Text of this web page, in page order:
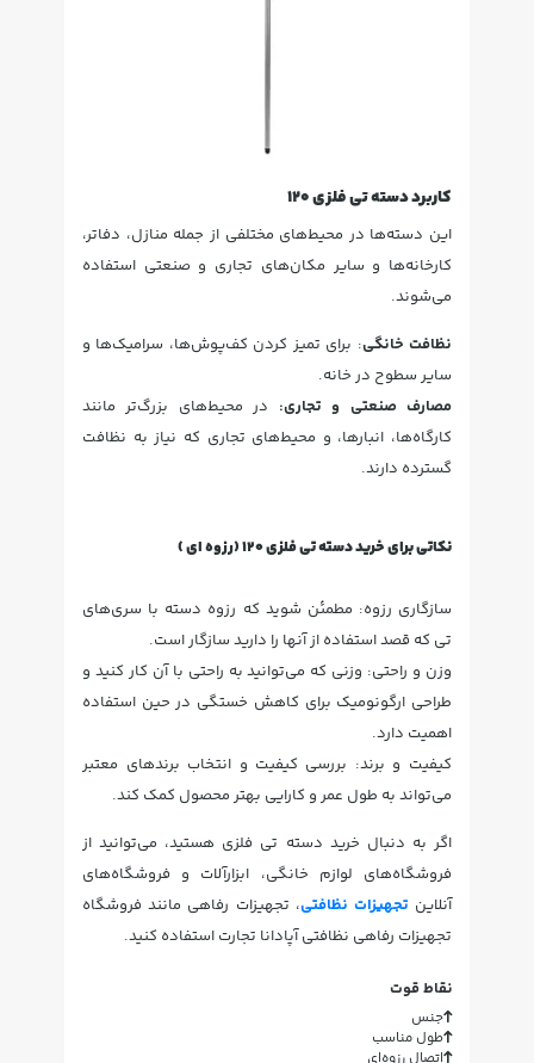
کاربرد دسته تی فلزی 120
این دسته‌ها در محیط‌های مختلفی از جمله منازل، دفاتر،
کارخانه‌ها و سایر مکان‌های تجاری و صنعتی استفاده
می‌شوند.
نظافت خانگی: برای تمیز کردن کف‌پوش‌ها، سرامیک‌ها و
سایر سطوح در خانه.
مصارف صنعتی و تجاری: در محیط‌های بزرگ‌تر مانند
کارگاه‌ها، انبارها، و محیط‌های تجاری که نیاز به نظافت
گسترده دارند.
نکاتی برای خرید دسته تی فلزی 120 (رزوه ای )
سازگاری رزوه: مطمئن شوید که رزوه دسته با سری‌های
تی که قصد استفاده از آنها را دارید سازگار است.
وزن و راحتی: وزنی که می‌توانید به راحتی با آن کار کنید و
طراحی ارگونومیک برای کاهش خستگی در حین استفاده
اهمیت دارد.
کیفیت و برند: بررسی کیفیت و انتخاب برندهای معتبر
می‌تواند به طول عمر و کارایی بهتر محصول کمک کند.
اگر به دنبال خرید دسته تی فلزی هستید، می‌توانید از
فروشگاه‌های لوازم خانگی، ابزارآلات و فروشگاه‌های
آنلاین تجهیزات نظافتی، تجهیزات رفاهی مانند فروشگاه
تجهیزات رفاهی نظافتی آپادانا تجارت استفاده کنید.
نقاط قوت
جنس
طول مناسب
اتصال رزوه‌ای